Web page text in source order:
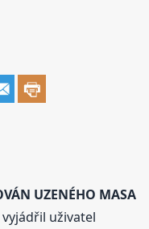
UZENÉHO MASA
uživatel